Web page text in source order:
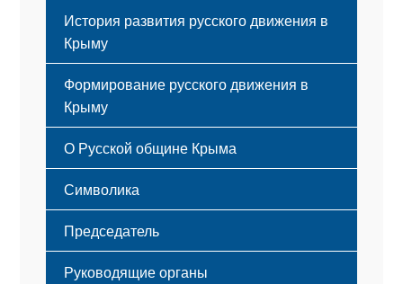
История развития русского движения в
Крыму
Формирование русского движения в
Крыму
Русский Крым
О Русской общине Крыма
Этапы становления
Принципы деятельности
Структура
Мероприятия
Символика
Флаг
Герб
Гимн
Председатель
Руководящие органы